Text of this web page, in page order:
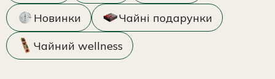
Новинки
Чайні подарунки
Чайний wellness